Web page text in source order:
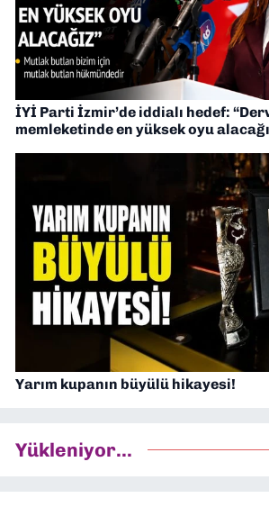
İYİ Parti İzmir’de iddialı hedef:
memleketinde en yüksek oyu
Yarım kupanın büyülü hikayesi!
Yükleniyor...